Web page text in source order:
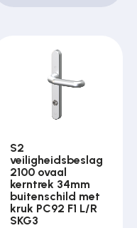
S2
veiligheidsbeslag
2100 ovaal
kerntrek 34mm
buitenschild met
kruk PC92 F1 L/R
SKG3